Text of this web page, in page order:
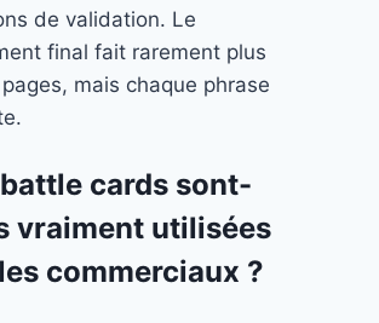
de validation. Le
final fait rarement plus
mais chaque phrase
cards sont-
vraiment utilisées
commerciaux ?